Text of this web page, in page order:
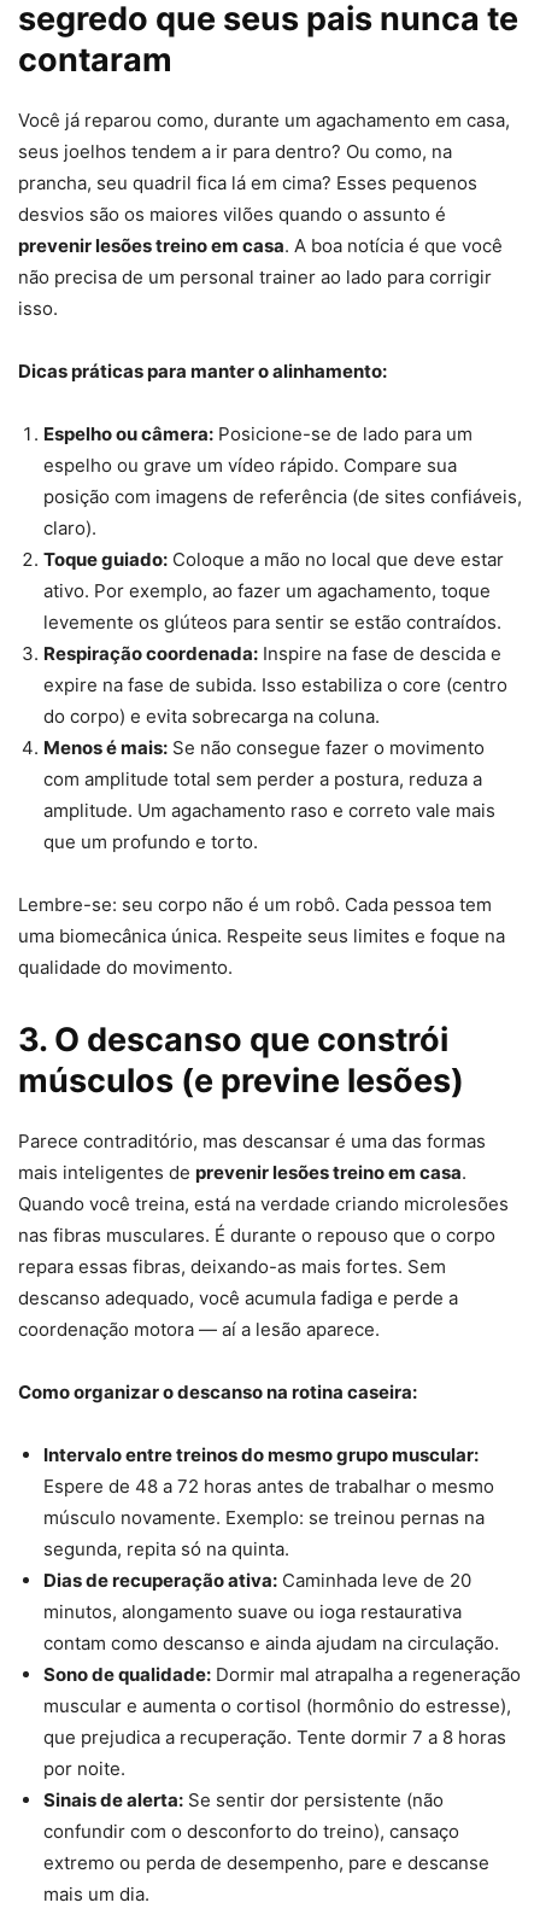
segredo que seus pais nunca te
contaram
Você já reparou como, durante um agachamento em casa,
seus joelhos tendem a ir para dentro? Ou como, na
prancha, seu quadril fica lá em cima? Esses pequenos
desvios são os maiores vilões quando o assunto é
prevenir lesões treino em casa. A boa notícia é que você
não precisa de um personal trainer ao lado para corrigir
isso.
Dicas práticas para manter o alinhamento:
Espelho ou câmera: Posicione-se de lado para um
espelho ou grave um vídeo rápido. Compare sua
posição com imagens de referência (de sites confiáveis,
claro).
Toque guiado: Coloque a mão no local que deve estar
ativo. Por exemplo, ao fazer um agachamento, toque
levemente os glúteos para sentir se estão contraídos.
Respiração coordenada: Inspire na fase de descida e
expire na fase de subida. Isso estabiliza o core (centro
do corpo) e evita sobrecarga na coluna.
Menos é mais: Se não consegue fazer o movimento
com amplitude total sem perder a postura, reduza a
amplitude. Um agachamento raso e correto vale mais
que um profundo e torto.
Lembre-se: seu corpo não é um robô. Cada pessoa tem
uma biomecânica única. Respeite seus limites e foque na
qualidade do movimento.
3. O descanso que constrói
músculos (e previne lesões)
Parece contraditório, mas descansar é uma das formas
mais inteligentes de prevenir lesões treino em casa.
Quando você treina, está na verdade criando microlesões
nas fibras musculares. É durante o repouso que o corpo
repara essas fibras, deixando-as mais fortes. Sem
descanso adequado, você acumula fadiga e perde a
coordenação motora — aí a lesão aparece.
Como organizar o descanso na rotina caseira:
Intervalo entre treinos do mesmo grupo muscular:
Espere de 48 a 72 horas antes de trabalhar o mesmo
músculo novamente. Exemplo: se treinou pernas na
segunda, repita só na quinta.
Dias de recuperação ativa: Caminhada leve de 20
minutos, alongamento suave ou ioga restaurativa
contam como descanso e ainda ajudam na circulação.
Sono de qualidade: Dormir mal atrapalha a regeneração
muscular e aumenta o cortisol (hormônio do estresse),
que prejudica a recuperação. Tente dormir 7 a 8 horas
por noite.
Sinais de alerta: Se sentir dor persistente (não
confundir com o desconforto do treino), cansaço
extremo ou perda de desempenho, pare e descanse
mais um dia.